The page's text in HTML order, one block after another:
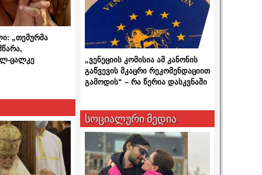
„თემურმა
ცალკე
„ვენეციის კომისია ამ კანონის
გაწვევის მკაცრი რეკომენდაციით
გამოდის“ – რა წერია დასკვნაში
სოციალური მედია